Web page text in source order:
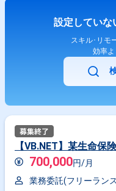
設定していな
スキル･リモ
効率よ
【VB.NET】某生命保
700,000円/月
業務委託(フリーラン